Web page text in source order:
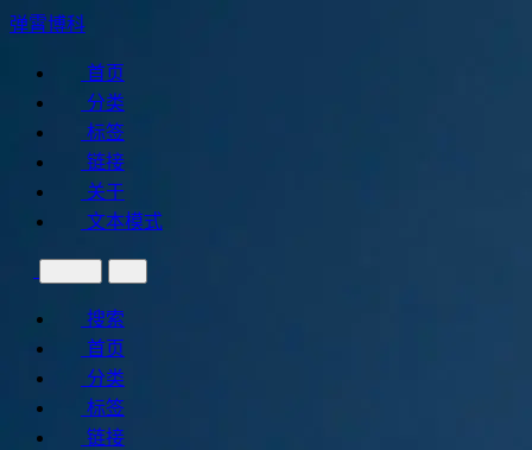
弹霄博科
首页
分类
标签
链接
关于
文本模式
搜索
首页
分类
标签
链接